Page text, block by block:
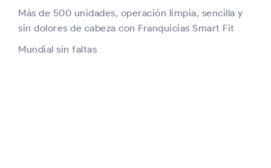
Más de 500 unidades, operación limpia, sencilla y
sin dolores de cabeza con Franquicias Smart Fit
Mundial sin faltas